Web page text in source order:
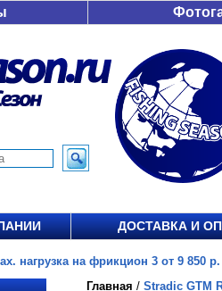
ДОСТАВКА И
нагрузка на фрикцион 3 от 9 850 р.
Главная / Stradic GTM